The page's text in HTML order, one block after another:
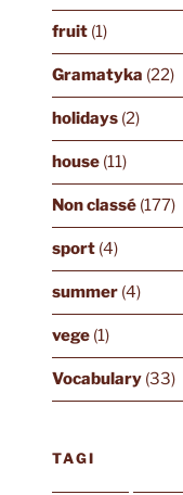
fruit(1)
Gramatyka (22)
holidays(2)
house(11)
Non classé(177)
sport(4)
summer(4)
vege(1)
Vocabulary(33)
TAGI